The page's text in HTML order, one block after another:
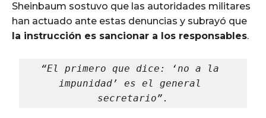
Sheinbaum sostuvo que las autoridades militares
han actuado ante estas denuncias y subrayó que
la instrucción es sancionar a los responsables.
“El primero que dice: ‘no a la
impunidad’ es el general
secretario”.